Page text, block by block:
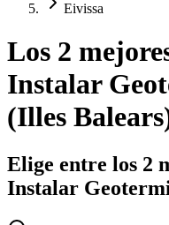
Eivissa
Los 2
Instalar
(Illes Balears
Elige entre los 2
Instalar